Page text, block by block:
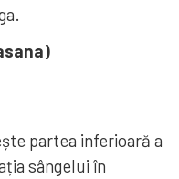
partea inferioară a
sângelui în